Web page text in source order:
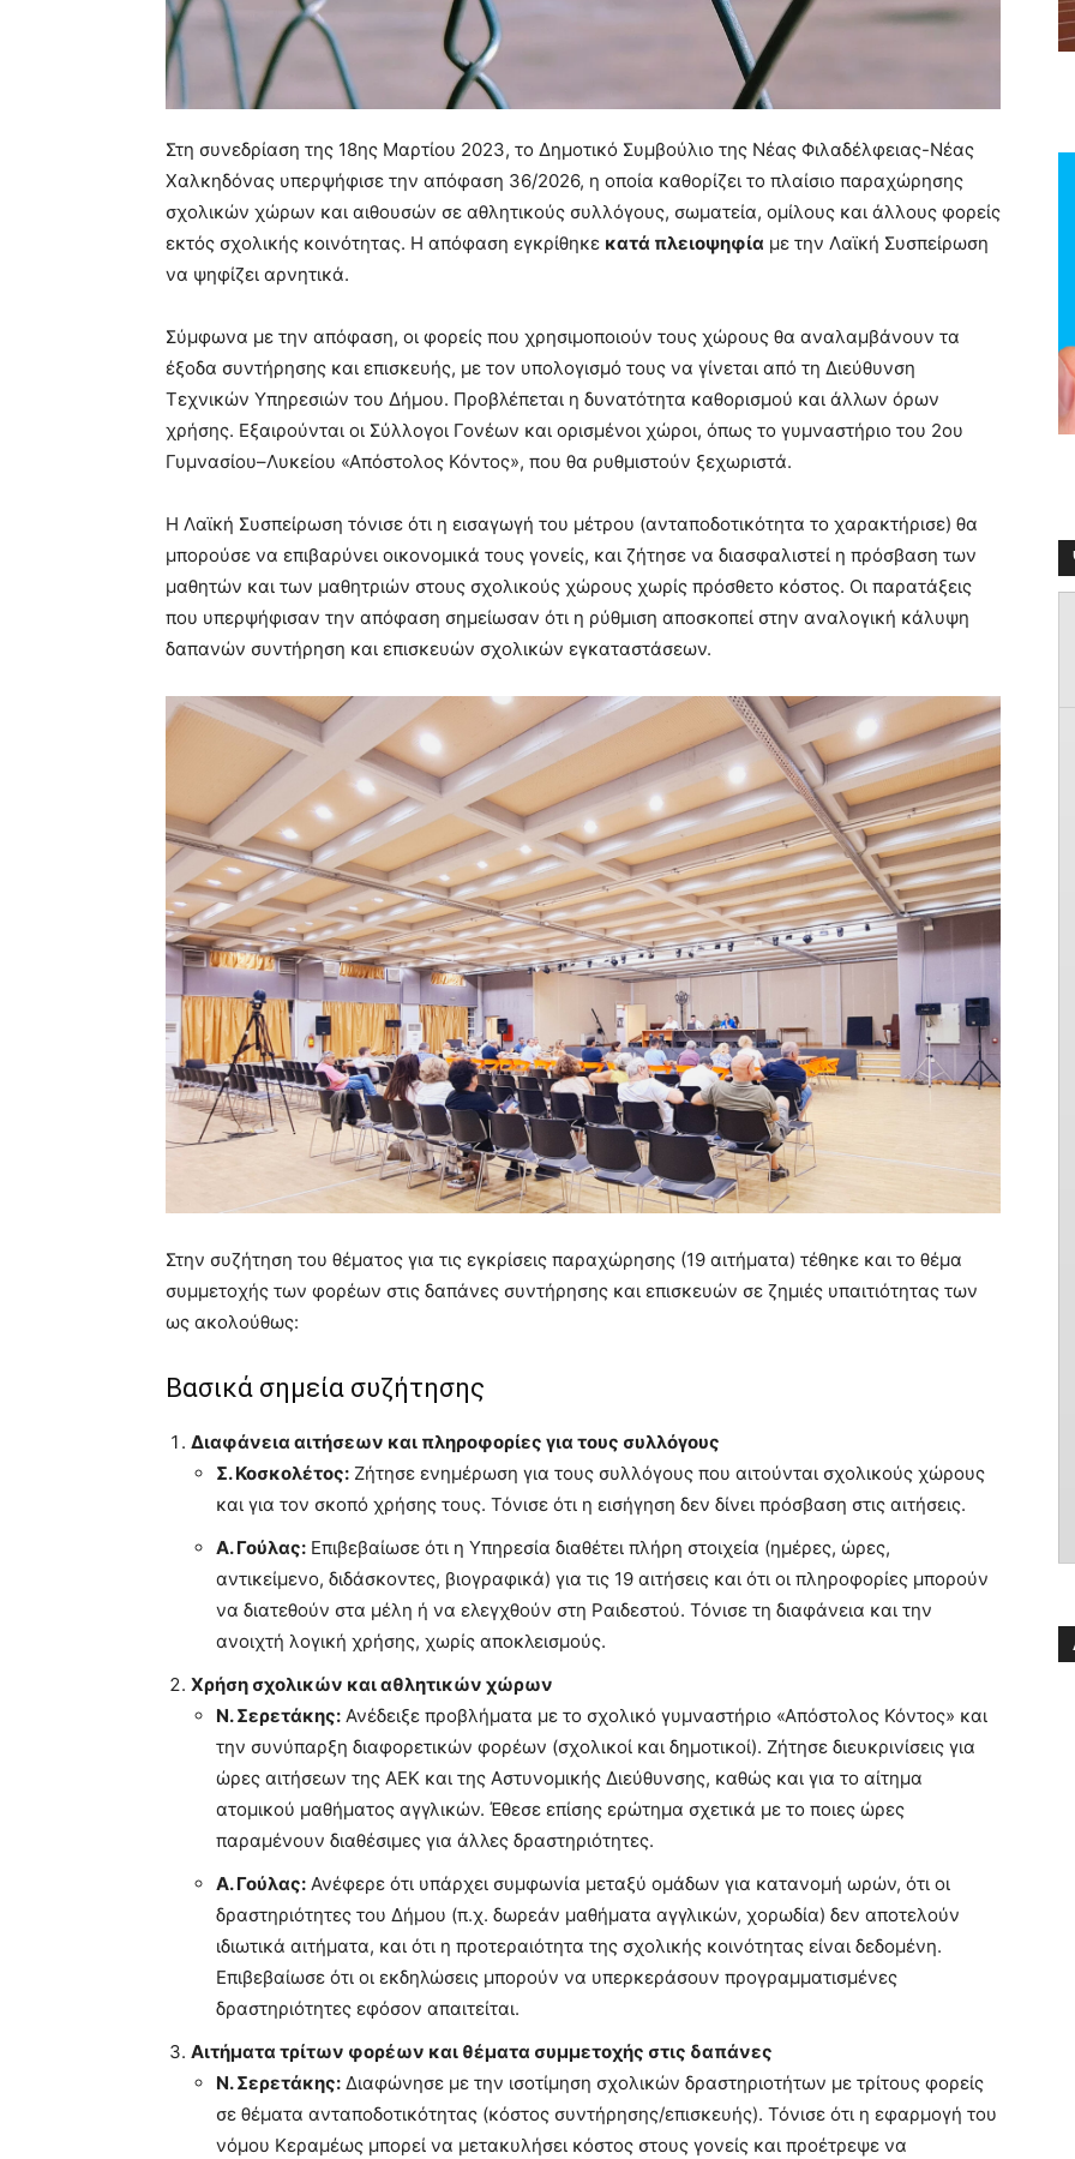
Στη συνεδρίαση της 18ης Μαρτίου 2023, το Δημοτικό Συμβούλιο της Νέας Φιλαδέλφειας-Νέας
Χαλκηδόνας υπερψήφισε την απόφαση 36/2026, η οποία καθορίζει το πλαίσιο παραχώρησης
σχολικών χώρων και αιθουσών σε αθλητικούς συλλόγους, σωματεία, ομίλους και άλλους φορείς
εκτός σχολικής κοινότητας. Η απόφαση εγκρίθηκε κατά πλειοψηφία με την Λαϊκή Συσπείρωση
να ψηφίζει αρνητικά.
Σύμφωνα με την απόφαση, οι φορείς που χρησιμοποιούν τους χώρους θα αναλαμβάνουν τα
έξοδα συντήρησης και επισκευής, με τον υπολογισμό τους να γίνεται από τη Διεύθυνση
Τεχνικών Υπηρεσιών του Δήμου. Προβλέπεται η δυνατότητα καθορισμού και άλλων όρων
χρήσης. Εξαιρούνται οι Σύλλογοι Γονέων και ορισμένοι χώροι, όπως το γυμναστήριο του 2ου
Γυμνασίου–Λυκείου «Απόστολος Κόντος», που θα ρυθμιστούν ξεχωριστά.
Η Λαϊκή Συσπείρωση τόνισε ότι η εισαγωγή του μέτρου (ανταποδοτικότητα το χαρακτήρισε) θα
μπορούσε να επιβαρύνει οικονομικά τους γονείς, και ζήτησε να διασφαλιστεί η πρόσβαση των
μαθητών και των μαθητριών στους σχολικούς χώρους χωρίς πρόσθετο κόστος. Οι παρατάξεις
που υπερψήφισαν την απόφαση σημείωσαν ότι η ρύθμιση αποσκοπεί στην αναλογική κάλυψη
δαπανών συντήρηση και επισκευών σχολικών εγκαταστάσεων.
Στην συζήτηση του θέματος για τις εγκρίσεις παραχώρησης (19 αιτήματα) τέθηκε και το θέμα
συμμετοχής των φορέων στις δαπάνες συντήρησης και επισκευών σε ζημιές υπαιτιότητας των
ως ακολούθως:
Βασικά σημεία συζήτησης
Διαφάνεια αιτήσεων και πληροφορίες για τους συλλόγους
Σ. Κοσκολέτος: Ζήτησε ενημέρωση για τους συλλόγους που αιτούνται σχολικούς χώρους
και για τον σκοπό χρήσης τους. Τόνισε ότι η εισήγηση δεν δίνει πρόσβαση στις αιτήσεις.
Α. Γούλας: Επιβεβαίωσε ότι η Υπηρεσία διαθέτει πλήρη στοιχεία (ημέρες, ώρες,
αντικείμενο, διδάσκοντες, βιογραφικά) για τις 19 αιτήσεις και ότι οι πληροφορίες μπορούν
να διατεθούν στα μέλη ή να ελεγχθούν στη Ραιδεστού. Τόνισε τη διαφάνεια και την
ανοιχτή λογική χρήσης, χωρίς αποκλεισμούς.
Χρήση σχολικών και αθλητικών χώρων
Ν. Σερετάκης: Ανέδειξε προβλήματα με το σχολικό γυμναστήριο «Απόστολος Κόντος» και
την συνύπαρξη διαφορετικών φορέων (σχολικοί και δημοτικοί). Ζήτησε διευκρινίσεις για
ώρες αιτήσεων της ΑΕΚ και της Αστυνομικής Διεύθυνσης, καθώς και για το αίτημα
ατομικού μαθήματος αγγλικών. Έθεσε επίσης ερώτημα σχετικά με το ποιες ώρες
παραμένουν διαθέσιμες για άλλες δραστηριότητες.
Α. Γούλας: Ανέφερε ότι υπάρχει συμφωνία μεταξύ ομάδων για κατανομή ωρών, ότι οι
δραστηριότητες του Δήμου (π.χ. δωρεάν μαθήματα αγγλικών, χορωδία) δεν αποτελούν
ιδιωτικά αιτήματα, και ότι η προτεραιότητα της σχολικής κοινότητας είναι δεδομένη.
Επιβεβαίωσε ότι οι εκδηλώσεις μπορούν να υπερκεράσουν προγραμματισμένες
δραστηριότητες εφόσον απαιτείται.
Αιτήματα τρίτων φορέων και θέματα συμμετοχής στις δαπάνες
Ν. Σερετάκης: Διαφώνησε με την ισοτίμηση σχολικών δραστηριοτήτων με τρίτους φορείς
σε θέματα ανταποδοτικότητας (κόστος συντήρησης/επισκευής). Τόνισε ότι η εφαρμογή του
νόμου Κεραμέως μπορεί να μετακυλήσει κόστος στους γονείς και προέτρεψε να